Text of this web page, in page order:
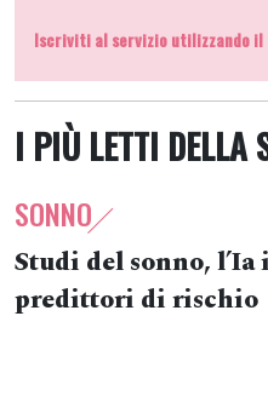
Iscriviti al servizio utilizzando il
I PIÙ LETTI DELLA
SONNO
Studi del sonno,
predittori di rischio